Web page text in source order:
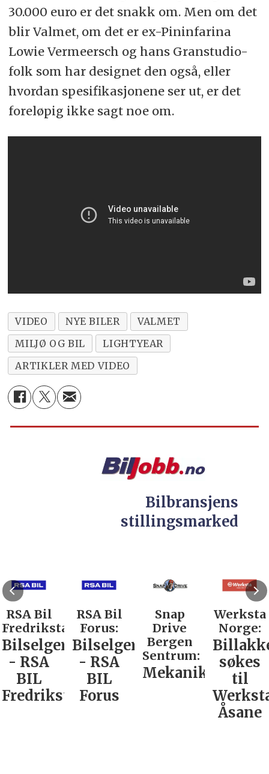
30.000 euro er det snakk om. Men om det
blir Valmet, om det er ex-Pininfarina
Lowie Vermeersch og hans Granstudio-
folk som har designet den også, eller
hvordan spesifikasjonene ser ut, er det
foreløpig ikke sagt noe om.
VIDEO NYE BILER
VALMET
MILJØ OG BIL
LIGHTYEAR
ARTIKLER MED VIDEO
Bilbransjens
stillingsmarked
RSA Bil
Fredrikstad:
Bilselger
- RSA
BIL
Fredrikstad
RSA Bil
Forus:
Bilselger
- RSA
BIL
Forus
Snap
Drive
Bergen
Sentrum:
Mekaniker
Werksta
Norge:
søkes
til
Åsane